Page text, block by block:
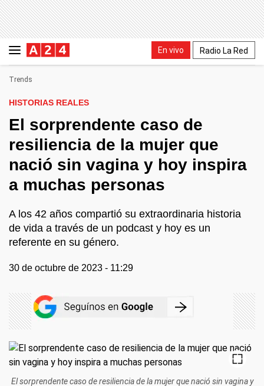
En vivo Radio La Red
Trends
HISTORIAS REALES
El sorprendente caso de
resiliencia de la mujer que
nació sin vagina y hoy inspira
a muchas personas
A los 42 años compartió su extraordinaria historia
de vida a través de un podcast y hoy es un
referente en su género.
30 de octubre de 2023 - 11:29
El sorprendente caso de resiliencia de la mujer que nació sin vagina y